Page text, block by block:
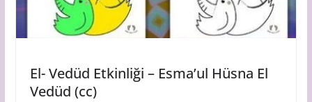
El- Vedüd Etkinliği – Esma’ul Hüsna El
Vedüd (cc)